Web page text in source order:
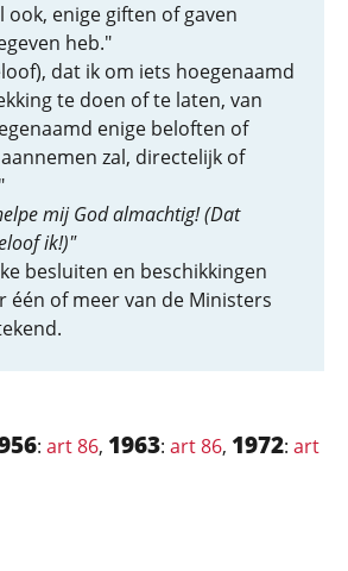
ook, enige giften of gaven
heb."
dat ik om iets hoegenaamd
te doen of te laten, van
enige beloften of
zal, directelijk of
mij God almachtig! (Dat
ik!)"
besluiten en beschikkingen
één of meer van de Ministers
: art 86, 1963: art 86, 1972: art